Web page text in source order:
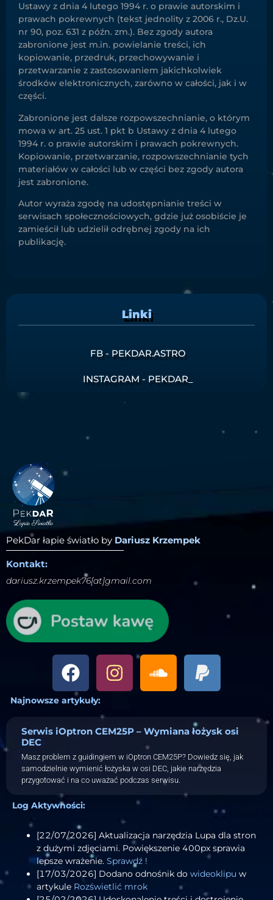
Ustawy z dnia 4 lutego 1994 r. o prawie autorskim i
prawach pokrewnych (tekst jednolity z 2006 r., Dz.U.
nr 90, poz. 631 z późn. zm.). Bez zgody autora
zabronione jest m.in. powielanie treści, ich
kopiowanie, przedruk, przechowywanie i
przetwarzanie z zastosowaniem jakichkolwiek
środków elektronicznych, zarówno w całości, jak i w
części.
Zabronione jest dalsze rozpowszechnianie, o którym
mowa w art. 25 ust. 1 pkt b Ustawy z dnia 4 lutego
1994 r. o prawie autorskim i prawach pokrewnych.
Kopiowanie, przetwarzanie, rozpowszechnianie tych
materiałów w całości lub w części bez zgody autora
jest zabronione.
Autor wyraża zgodę na udostępnianie treści w
serwisach społecznościowych, gdzie już osobiście je
zamieścił lub udzielił odrębnej zgody na ich
publikację.
Linki
FB - PEKDAR.ASTRO
INSTAGRAM - PEKDAR_
PekDar łapie światło by Dariusz Krzempek
Kontakt:
dariusz.krzempek76[at]gmail.com
Najnowsze artykuły:
Serwis iOptron CEM25P – Wymiana łożysk osi
DEC
Masz problem z guidingiem w iOptron CEM25P? Dowiedz się, jak
samodzielnie wymienić łożyska w osi DEC, jakie narzędzia
przygotować i na co uważać podczas serwisu.
Log Aktywności:
[22/07/2026] Aktualizacja narzędzia Lupa dla stron
z dużymi zdjęciami. Powiększenie 400px sprawia
lepsze wrażenie. Sprawdź !
[17/03/2026] Dodano odnośnik do wideoklipu w
artykule Rozświetlić mrok